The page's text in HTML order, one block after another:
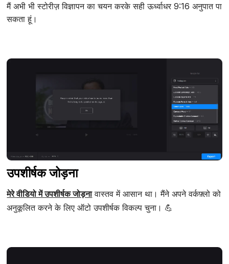
मैं अभी भी स्टोरीज़ विज्ञापन का चयन करके सही ऊर्ध्वाधर 9:16 अनुपात पा
सकता हूं।
उपशीर्षक जोड़ना
मेरे वीडियो में उपशीर्षक जोड़नावास्तव में आसान था। मैंने अपने वर्कफ़्लो को
अनुकूलित करने के लिए ऑटो उपशीर्षक विकल्प चुना। 💪